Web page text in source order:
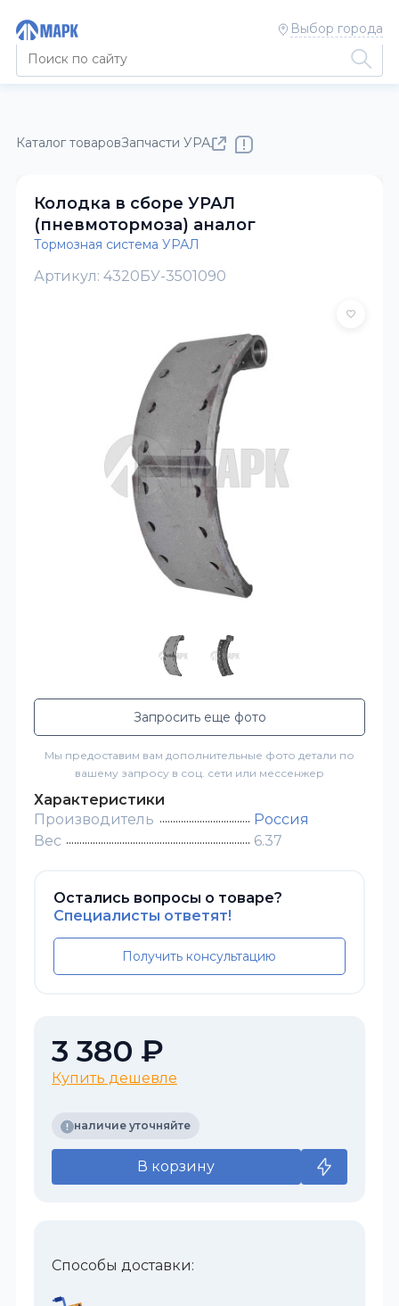
Выбор города
Каталог товаровЗапчасти УРАЛТормозная система УРАЛ
Колодка в сборе УРАЛ
(пневмотормоза) аналог
Тормозная система УРАЛ
Артикул: 4320БУ-3501090
Запросить еще фото
Мы предоставим вам дополнительные фото детали по
вашему запросу в соц. сети или мессенжер
Характеристики
Производитель
Россия
Вес
6.37
Остались вопросы о товаре?
Специалисты ответят!
Получить консультацию
3 380 ₽
Купить дешевле
наличие уточняйте
В корзину
Способы доставки: